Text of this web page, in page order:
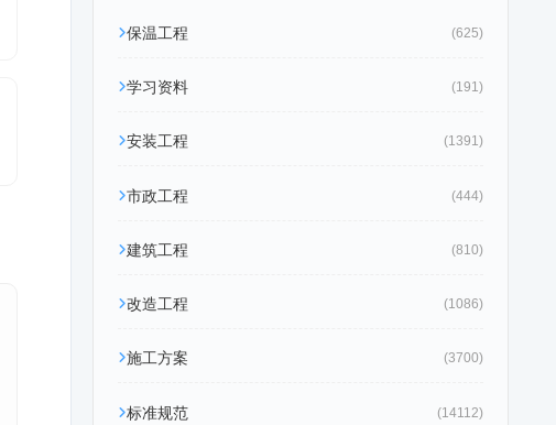
保温工程 (625)
学习资料 (191)
安装工程 (1391)
市政工程 (444)
建筑工程 (810)
改造工程 (1086)
施工方案 (3700)
标准规范 (14112)